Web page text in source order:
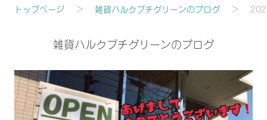
トップページ 雑貨ハルクプチグリーンのブログ
雑貨ハルクプチグリーンのブログ